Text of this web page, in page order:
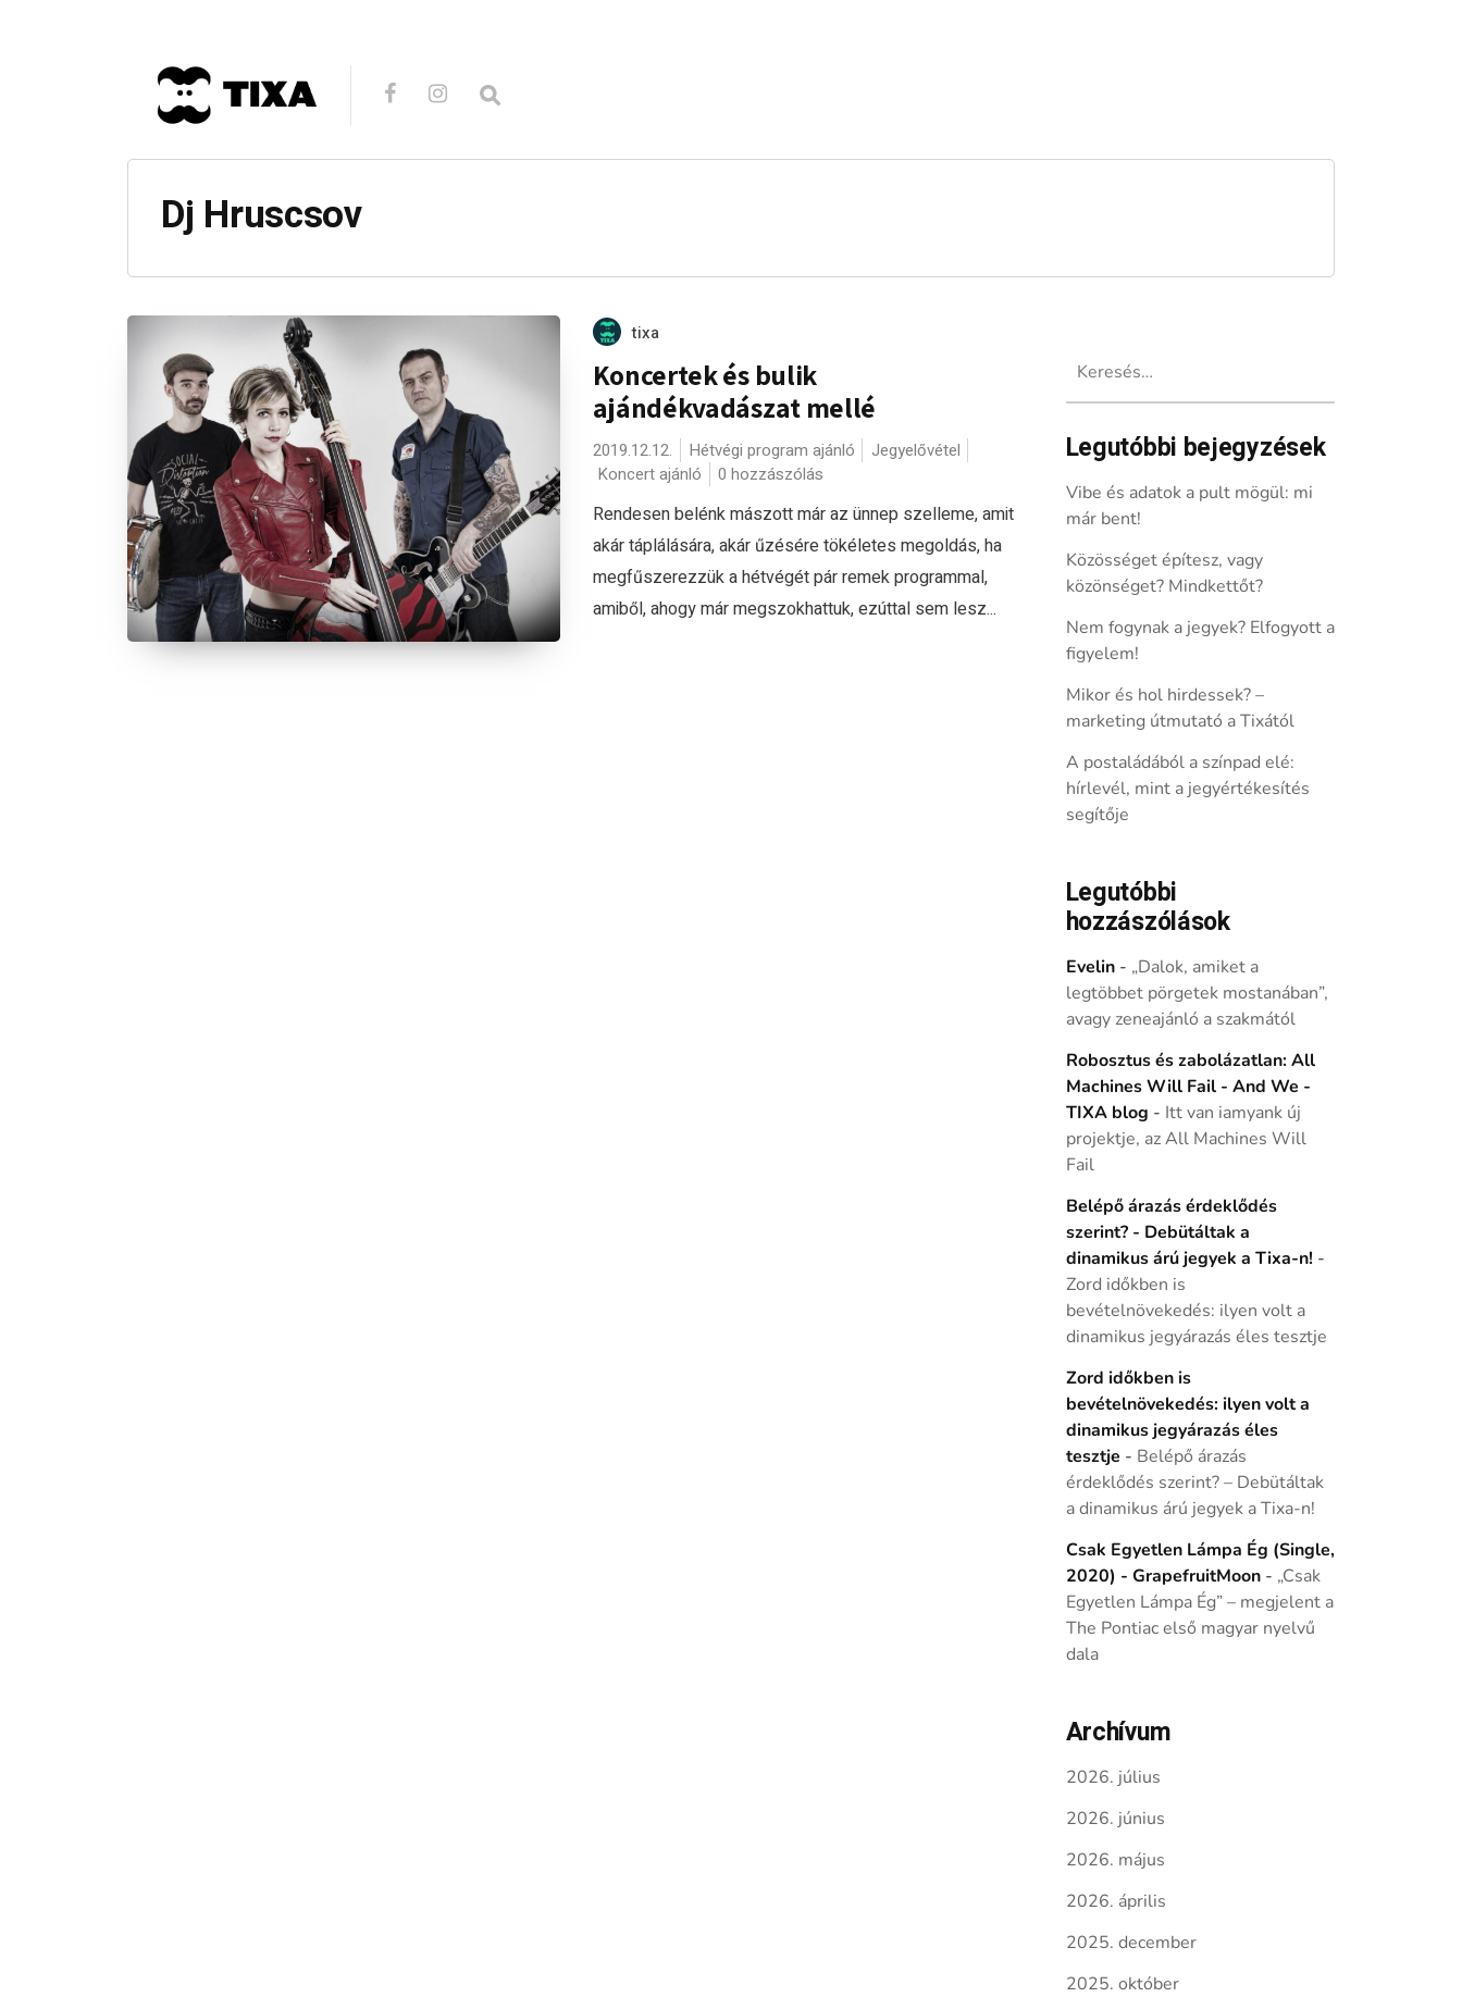
Dj Hruscsov
tixa
Koncertek és bulik
ajándékvadászat mellé
2019.12.12. Hétvégi program ajánló
Jegyelővétel
Koncert ajánló
0 hozzászólás
Rendesen belénk mászott már az ünnep szelleme, amit
akár táplálására, akár űzésére tökéletes megoldás, ha
megfűszerezzük a hétvégét pár remek programmal,
amiből, ahogy már megszokhattuk, ezúttal sem lesz...
Legutóbbi bejegyzések
Vibe és adatok a pult mögül: mi
már bent!
Közösséget építesz, vagy
közönséget? Mindkettőt?
Nem fogynak a jegyek? Elfogyott a
figyelem!
Mikor és hol hirdessek? –
marketing útmutató a Tixától
A postaládából a színpad elé:
hírlevél, mint a jegyértékesítés
segítője
Legutóbbi
hozzászólások
Evelin- „Dalok, amiket a
legtöbbet pörgetek mostanában”,
avagy zeneajánló a szakmától
Robosztus és zabolázatlan: All
Machines Will Fail - And We -
TIXA blog - Itt van iamyank új
projektje, az All Machines Will
Fail
Belépő árazás érdeklődés
szerint? - Debütáltak a
dinamikus árú jegyek a Tixa-n! -
Zord időkben is
bevételnövekedés: ilyen volt a
dinamikus jegyárazás éles tesztje
Zord időkben is
bevételnövekedés: ilyen volt a
dinamikus jegyárazás éles
tesztje - Belépő árazás
érdeklődés szerint? – Debütáltak
a dinamikus árú jegyek a Tixa-n!
Csak Egyetlen Lámpa Ég (Single,
2020) - GrapefruitMoon- „Csak
Egyetlen Lámpa Ég” – megjelent a
The Pontiac első magyar nyelvű
dala
Archívum
2026. július
2026. június
2026. május
2026. április
2025. december
2025. október